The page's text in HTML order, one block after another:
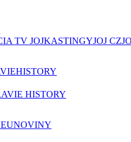
TV JOJKASTINGYJOJ CZ
HISTORY
HISTORY
EUNOVINY